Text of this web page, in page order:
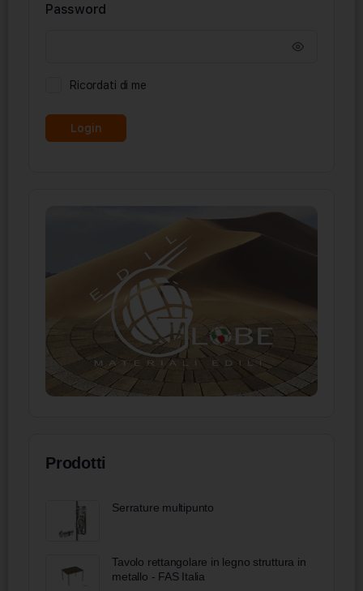
Password
Ricordati di me
Prodotti
Serrature multipunto
Tavolo rettangolare in legno struttura in
metallo - FAS Italia